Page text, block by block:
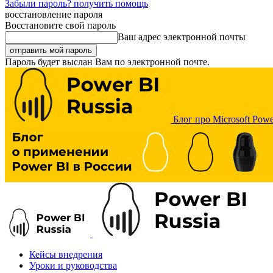
Забыли пароль? получить помощь
восстановление пароля
Восстановите свой пароль
Ваш адрес электронной почты
Пароль будет выслан Вам по электронной почте.
Блог про Microsoft
Кейсы внедрения
Уроки и руководства